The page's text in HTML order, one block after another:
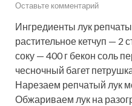
Оставьте комментарий
Ингредиенты лук
растительное кетчуп — 2
соку — 400 г бекон соль
чесночный багет
Нарезаем репчатый лук
Обжариваем лук на